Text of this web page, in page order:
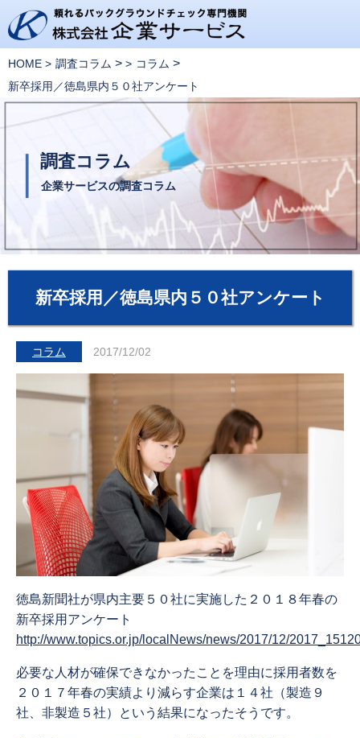
HOME 調査コラム > コラム >
新卒採用／徳島県内５０社アンケート
調査コラム
企業サービスの調査コラム
新卒採用／徳島県内５０社アンケート
コラム 2017/12/02
徳島新聞社が県内主要５０社に実施した２０１８年春の
新卒採用アンケート
http://www.topics.or.jp/localNews/news/2017/12/
必要な人材が確保できなかったことを理由に採用者数を
２０１７年春の実績より減らす企業は１４社（製造９
社、非製造５社）という結果になったそうです。